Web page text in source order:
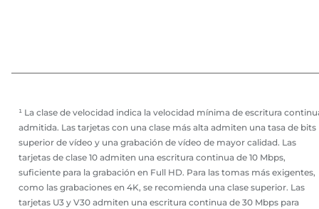
¹ La clase de velocidad indica la velocidad mínima de escritura
admitida. Las tarjetas con una clase más alta admiten una tasa de bits
superior de vídeo y una grabación de vídeo de mayor calidad. Las
tarjetas de clase 10 admiten una escritura continua de 10 Mbps,
suficiente para la grabación en Full HD. Para las tomas más exigentes,
como las grabaciones en 4K, se recomienda una clase superior. Las
tarjetas U3 y V30 admiten una escritura continua de 30 Mbps para